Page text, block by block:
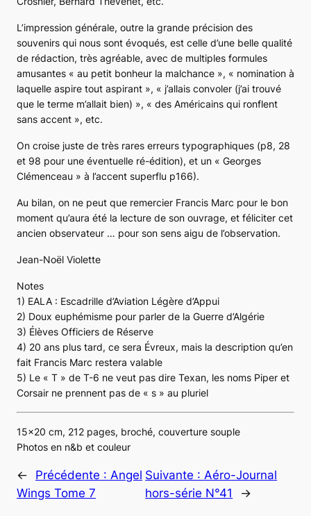
L’impression générale, outre la grande précision des
souvenirs qui nous sont évoqués, est celle d’une belle qualité
de rédaction, très agréable, avec de multiples formules
amusantes « au petit bonheur la malchance », « nomination à
laquelle aspire tout aspirant », « j’allais convoler (j’ai trouvé
que le terme m’allait bien) », « des Américains qui ronflent
sans accent », etc.
On croise juste de très rares erreurs typographiques (p8, 28
et 98 pour une éventuelle ré-édition), et un « Georges
Clémenceau » à l’accent superflu p166).
Au bilan, on ne peut que remercier Francis Marc pour le bon
moment qu’aura été la lecture de son ouvrage, et féliciter cet
ancien observateur … pour son sens aigu de l’observation.
Jean-Noël Violette
Notes
1) EALA : Escadrille d’Aviation Légère d’Appui
2) Doux euphémisme pour parler de la Guerre d’Algérie
3) Élèves Officiers de Réserve
4) 20 ans plus tard, ce sera Évreux, mais la description qu’en
fait Francis Marc restera valable
5) Le « T » de T-6 ne veut pas dire Texan, les noms Piper et
Corsair ne prennent pas de « s » au pluriel
15×20 cm, 212 pages, broché, couverture souple
Photos en n&b et couleur
← Précédente : Angel
Wings Tome 7
Suivante : Aéro-Journal
hors-série N°41
→